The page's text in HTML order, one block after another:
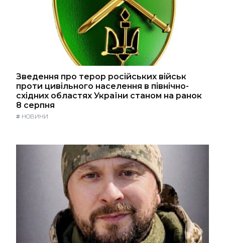
Зведення про терор російських військ
проти цивільного населення в північно-
східних областях України станом на ранок
8 серпня
# НОВИНИ